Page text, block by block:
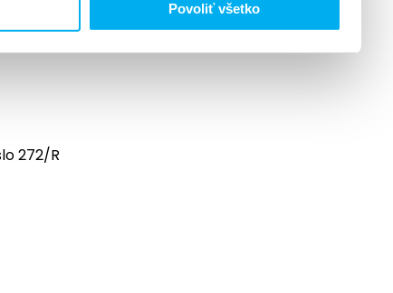
Povoliť všetko
272/R